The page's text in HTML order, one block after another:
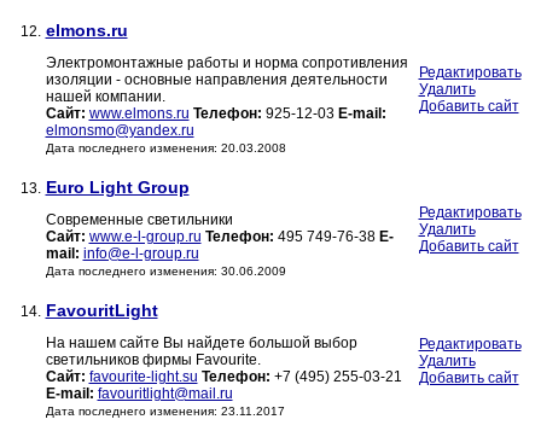
12. elmons.ru
Электромонтажные работы и норма сопротивления
изоляции - основные направления деятельности
нашей компании.
Сайт: www.elmons.ru Телефон: 925-12-03 E-mail:
elmonsmo@yandex.ru
Дата последнего изменения: 20.03.2008
Редактировать
Удалить
Добавить сайт
13. Euro Light Group
Современные светильники
Сайт: www.e-l-group.ru Телефон: 495 749-76-38 E-
mail: info@e-l-group.ru
Дата последнего изменения: 30.06.2009
Редактировать
Удалить
Добавить сайт
14. FavouritLight
На нашем сайте Вы найдете большой выбор
светильников фирмы Favourite.
Сайт: favourite-light.su Телефон: +7 (495) 255-03-21
E-mail: favouritlight@mail.ru
Дата последнего изменения: 23.11.2017
Редактировать
Удалить
Добавить сайт